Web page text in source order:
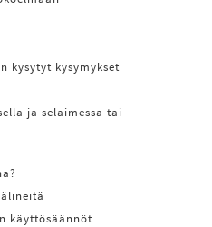
kysytyt kysymykset
ja selaimessa tai
käyttösäännöt